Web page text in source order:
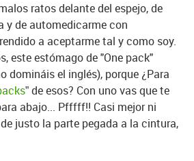
ratos delante del espejo, de
y de automedicarme con
a aceptarme tal y como soy.
este estómago de "One pack"
domináis el inglés), porque ¿Para
” de esos? Con uno vas que te
abajo... Pfffff!! Casi mejor ni
justo la parte pegada a la cintura,